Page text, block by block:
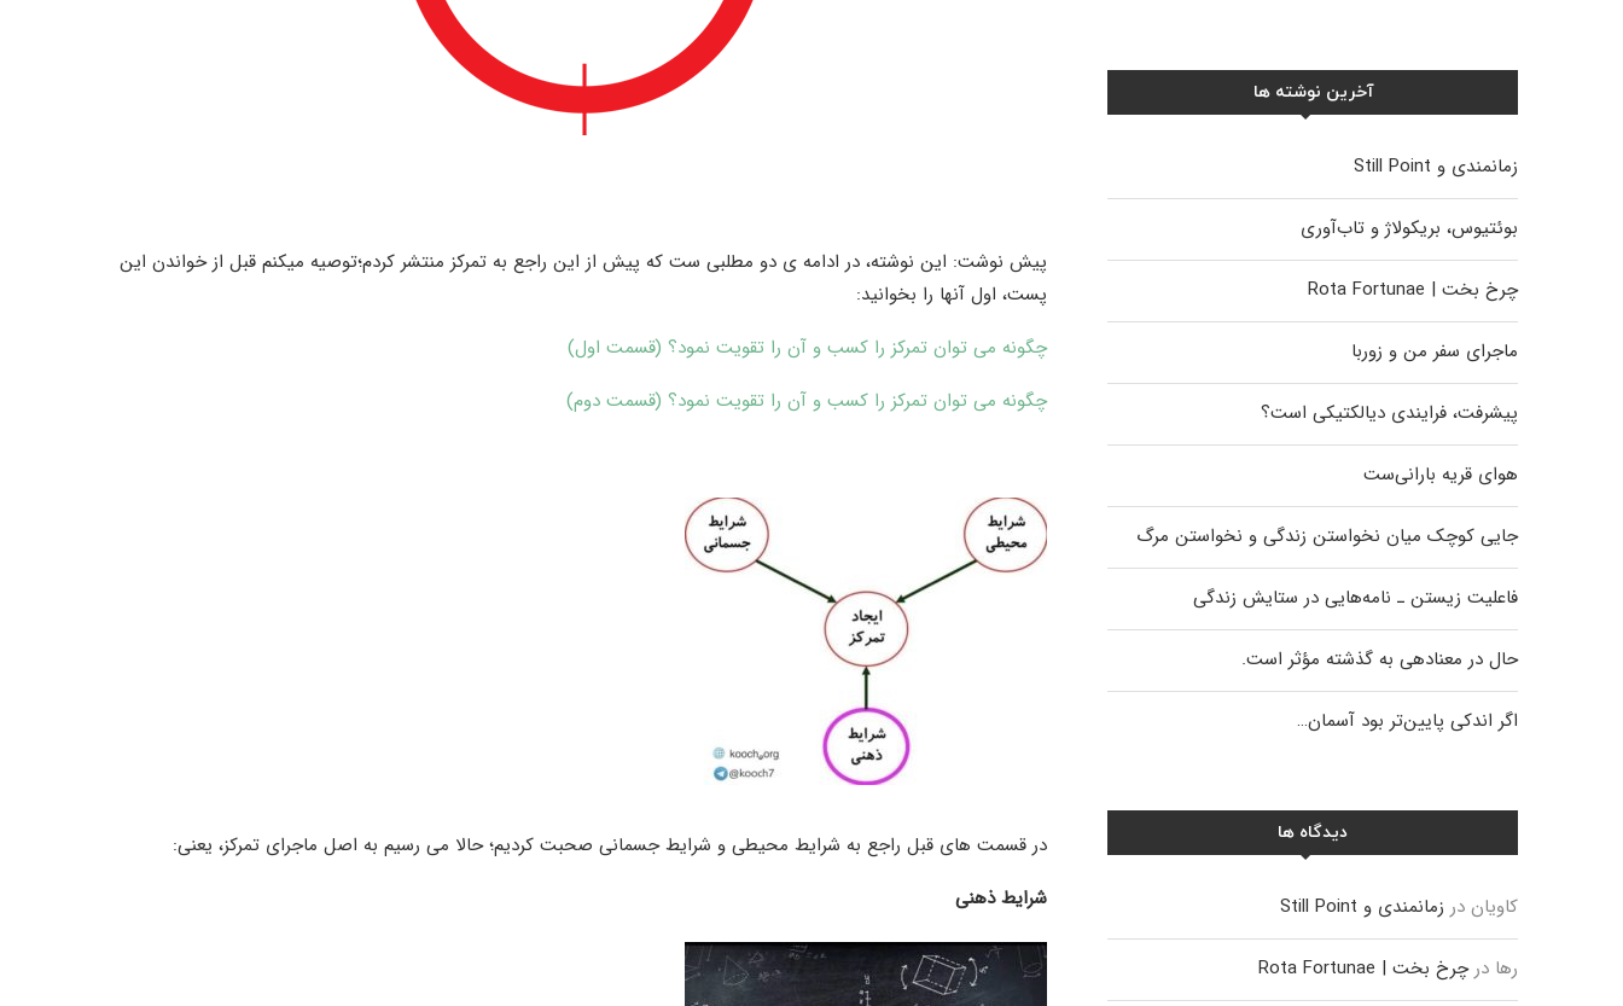
پیش نوشت: این نوشته، در ادامه ی دو مطلبی ست که پیش از این راجع به تمرکز منتشر کردم؛توصیه میکنم قبل از خواندن این
پست، اول آنها را بخوانید:
چگونه می توان تمرکز را کسب و آن را تقویت نمود؟ (قسمت اول)
چگونه می توان تمرکز را کسب و آن را تقویت نمود؟ (قسمت دوم)
در قسمت های قبل راجع به شرایط محیطی و شرایط جسمانی صحبت کردیم؛ حالا می رسیم به اصل ماجرای تمرکز، یعنی:
شرایط ذهنی
آخرین نوشته ها
زمانمندی و Still Point
بوئتیوس، بریکولاژ و تاب‌آوری
چرخ بخت | Rota Fortunae
ماجرای سفر من و زوربا
پیشرفت، فرایندی دیالکتیکی است؟
هوای قریه بارانی‌ست
جایی کوچک میان نخواستن زندگی و نخواستن مرگ
فاعلیت زیستن ـ نامه‌هایی در ستایش زندگی
حال در معنادهی به گذشته مؤثر است.
اگر اندکی پایین‌تر بود آسمان…
دیدگاه ها
کاویان در زمانمندی و Still Point
رها درچرخ بخت | Rota Fortunae